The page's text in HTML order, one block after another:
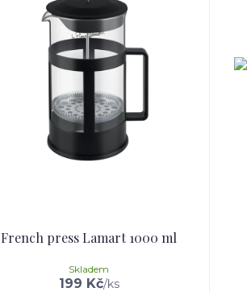
French press Lamart 1000 ml
199 Kč/ks
Skladem